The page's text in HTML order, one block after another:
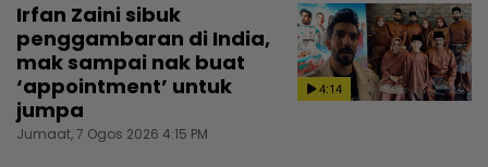
4:14
Irfan Zaini sibuk
penggambaran di India,
mak sampai nak buat
‘appointment’ untuk
jumpa
Jumaat, 7 Ogos 2026 4:15 PM